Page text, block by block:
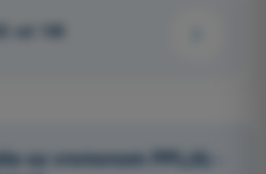
od 146
sa vremenom PPL(A) -